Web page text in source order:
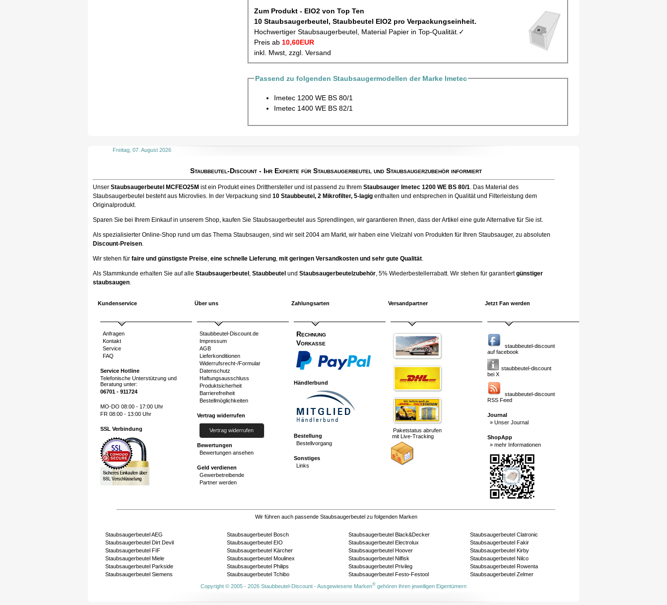
Zum Produkt - EIO2 von Top Ten
10 Staubsaugerbeutel, Staubbeutel EIO2 pro Verpackungseinheit.
Hochwertiger Staubsaugerbeutel, Material Papier in Top-Qualität.✓
Preis ab 10,60EUR
inkl. Mwst, zzgl. Versand
Passend zu folgenden Staubsaugermodellen der Marke Imetec
Imetec 1200 WE BS 80/1
Imetec 1400 WE BS 82/1
Freitag, 07. August 2026
Staubbeutel-Discount - Ihr Experte für Staubsaugerbeutel und Staubsaugerzubehör informiert
Unser Staubsaugerbeutel MCFEO25M ist ein Produkt eines Dritthersteller und ist passend zu Ihrem Staubsauger Imetec 1200 WE BS 80/1. Das Material des
Staubsaugerbeutel besteht aus Microvlies. In der Verpackung sind 10 Staubbeutel , 2 Mikrofilter, 5-lagig enthalten und entsprechen in Qualität und Filterleistung dem
Originalprodukt.
Sparen Sie bei Ihrem Einkauf in unserem Shop, kaufen Sie Staubsaugerbeutel aus Sprendlingen, wir garantieren Ihnen, dass der Artikel eine gute Alternative für Sie ist.
Als spezialisierter Online-Shop rund um das Thema Staubsaugen, sind wir seit 2004 am Markt, wir haben eine Vielzahl von Produkten für Ihren Staubsauger, zu absoluten
Discount-Preisen.
Wir stehen für faire und günstigste Preise, eine schnelle Lieferung, mit geringen Versandkosten und sehr gute Qualität.
Als Stammkunde erhalten Sie auf alle Staubsaugerbeutel , Staubbeutel und Staubsaugerbeutelzubehör, 5% Wiederbestellerrabatt. Wir stehen für garantiertgünstiger
staubsaugen.
Kundenservice
Anfragen
Kontakt
Service
FAQ
Service Hotline
Telefonische Unterstützung und
Beratung unter:
06701 - 911724
MO-DO 08:00 - 17:00 Uhr
FR 08:00 - 13:00 Uhr
SSL Verbindung
Über uns
Staubbeutel-Discount.de
Impressum
AGB
Lieferkonditionen
Widerrufsrecht-/Formular
Datenschutz
Haftungsausschluss
Produktsicherheit
Barrierefreiheit
Bestellmöglichkeiten
Vertrag widerrufen
Vertrag widerrufen
Bewertungen
Bewertungen ansehen
Geld verdienen
Gewerbetreibende
Partner werden
Zahlungsarten
Rechnung
Vorkasse
Händlerbund
Bestellung
Bestellvorgang
Sonstiges
Links
Versandpartner
Paketstatus abrufen
mit Live-Tracking
Jetzt Fan werden
staubbeutel-discount
auf facebook
staubbeutel-discount
bei X
staubbeutel-discount
RSS Feed
Journal
» Unser Journal
ShopApp
» mehr Informationen
Wir führen auch passende Staubsaugerbeutel zu folgenden Marken
Staubsaugerbeutel AEG Staubsaugerbeutel Bosch Staubsaugerbeutel Black&Decker
Staubsaugerbeutel Clatronic
Staubsaugerbeutel Dirt Devil
Staubsaugerbeutel EIO Staubsaugerbeutel Electrolux
Staubsaugerbeutel Fakir
Staubsaugerbeutel FIF
Staubsaugerbeutel Kärcher Staubsaugerbeutel Hoover
Staubsaugerbeutel Kirby
Staubsaugerbeutel Miele
Staubsaugerbeutel Moulinex Staubsaugerbeutel Nilfisk
Staubsaugerbeutel Nilco
Staubsaugerbeutel Parkside
Staubsaugerbeutel Philips Staubsaugerbeutel Privileg
Staubsaugerbeutel Rowenta
Staubsaugerbeutel Siemens
Staubsaugerbeutel Tchibo Staubsaugerbeutel Festo-Festool
Staubsaugerbeutel Zelmer
Copyright © 2005 - 2026 Staubbeutel-Discount - Ausgewiesene Marken® gehören ihren jeweiligen Eigentümern